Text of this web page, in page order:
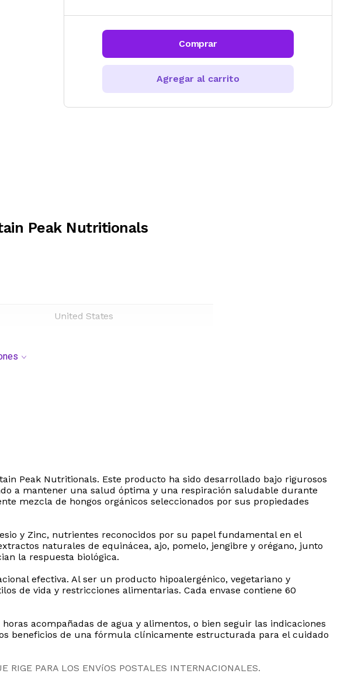
CALCULAR
Comprar
Agregar al carrito
Peak Nutritionals
United States
Peak Nutritionals. Este producto ha sido desarrollado bajo rigurosos
a mantener una salud óptima y una respiración saludable durante
mezcla de hongos orgánicos seleccionados por sus propiedades
y Zinc, nutrientes reconocidos por su papel fundamental en el
naturales de equinácea, ajo, pomelo, jengibre y orégano, junto
la respuesta biológica.
efectiva. Al ser un producto hipoalergénico, vegetariano y
de vida y restricciones alimentarias. Cada envase contiene 60
acompañadas de agua y alimentos, o bien seguir las indicaciones
beneficios de una fórmula clínicamente estructurada para el cuidado
RIGE PARA LOS ENVíOS POSTALES INTERNACIONALES.